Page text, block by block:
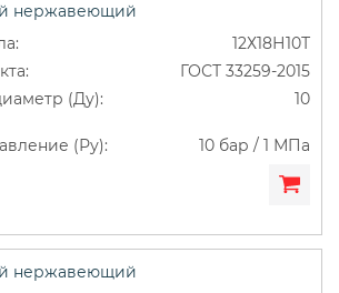
нержавеющий
12Х18Н10Т
ГОСТ 33259-2015
10
10 бар / 1 МПа
нержавеющий